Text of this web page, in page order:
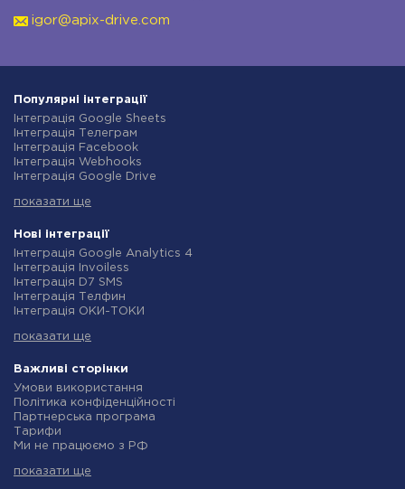
igor@apix-drive.com
Популярні інтеграції
Інтеграція Google Sheets
Інтеграція Телеграм
Інтеграція Facebook
Інтеграція Webhooks
Інтеграція Google Drive
Інтеграція Gmail
Інтеграція Rozetka
Інтеграція OpenAI (ChatGPT)
Інтеграція Binotel
Інтеграція Prom
Інтеграція Приват24
Інтеграція OLX
Інтеграція SendPulse
Інтеграція Stream Telecom
Інтеграція Google Analytics
Інтеграція Creatio
Інтеграція Ringostat
Інтеграція Google Calendar
Інтеграція Airtable
показати ще
Нові інтеграції
Інтеграція Google Analytics 4
Інтеграція Invoiless
Інтеграція D7 SMS
Інтеграція Телфин
Інтеграція ОКИ-ТОКИ
Інтеграція Microsoft Dynamics 365
Інтеграція TxtSync
Інтеграція Wire2Air
Інтеграція Corezoid
Інтеграція Infobip
Інтеграція Instasent
Інтеграція AtomPark
Інтеграція Campaign Monitor
показати ще
Важливі сторінки
Умови використання
Політика конфіденційності
Партнерська програма
Тарифи
Ми не працюємо з РФ
Індивідуальна розробка
показати ще